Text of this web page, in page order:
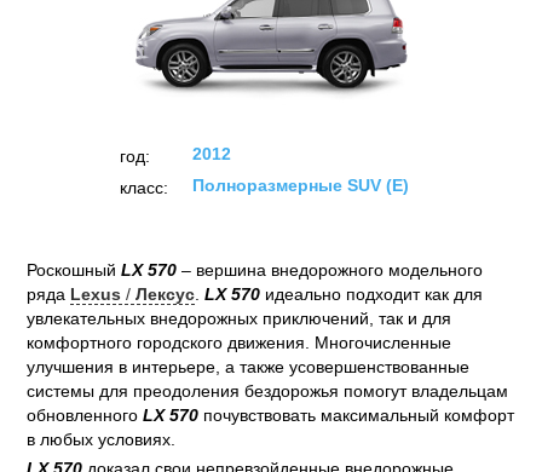
год:
2012
класс:
Полноразмерные SUV (E)
РоскошныйLX 570 – вершина внедорожного модельного
ряда Lexus /Лексус .LX 570 идеально подходит как для
увлекательных внедорожных приключений, так и для
комфортного городского движения. Многочисленные
улучшения в интерьере, а также усовершенствованные
системы для преодоления бездорожья помогут владельцам
обновленногоLX 570 почувствовать максимальный комфорт
в любых условиях.